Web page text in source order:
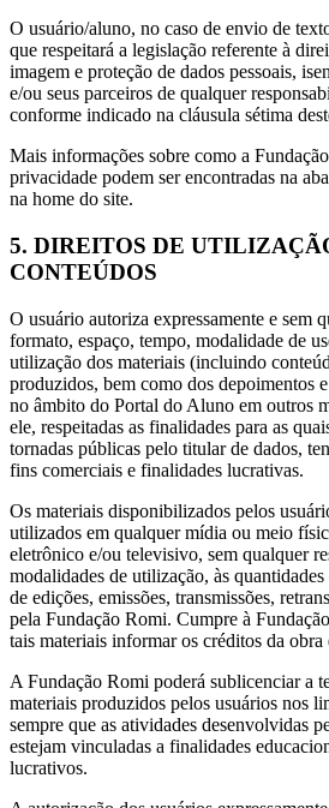
O usuário/aluno, no caso de envio de
que respeitará a legislação referente à
imagem e proteção de dados pessoais,
e/ou seus parceiros de qualquer
conforme indicado na cláusula sétima
Mais informações sobre como a
privacidade podem ser encontradas na
na home do site.
5. DIREITOS DE
CONTEÚDOS
O usuário autoriza expressamente e sem
formato, espaço, tempo, modalidade de
utilização dos materiais (incluindo
produzidos, bem como dos depoimentos
no âmbito do Portal do Aluno em outros
ele, respeitadas as finalidades para as
tornadas públicas pelo titular de dados,
fins comerciais e finalidades lucrativas.
Os materiais disponibilizados pelos
utilizados em qualquer mídia ou meio
eletrônico e/ou televisivo, sem qualquer
modalidades de utilização, às
de edições, emissões, transmissões,
pela Fundação Romi. Cumpre à
tais materiais informar os créditos da obra
A Fundação Romi poderá sublicenciar a
materiais produzidos pelos usuários nos
sempre que as atividades desenvolvidas
estejam vinculadas a finalidades
lucrativos.